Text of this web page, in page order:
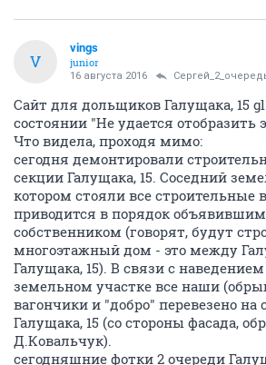
V
vings
junior
16 августа 2016
Сайт для дольщиков Галущака, 15
состоянии "Не удается отобразить
Что видела, проходя мимо:
сегодня демонтировали
секции Галущака, 15. Соседний
котором стояли все строительные
приводится в порядок
собственником (говорят, будут
многоэтажный дом - это между
Галущака, 15). В связи с
земельном участке все наши
вагончики и "добро" перевезено
Галущака, 15 (со стороны фасада,
Д.Ковальчук).
сегодняшние фотки 2 очереди